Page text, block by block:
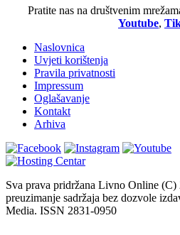
Pratite nas na društvenim
Youtube,
Naslovnica
Uvjeti korištenja
Pravila privatnosti
Impressum
Oglašavanje
Kontakt
Arhiva
Sva prava pridržana Livno Online
preuzimanje sadržaja bez dozvole
Media. ISSN 2831-0950